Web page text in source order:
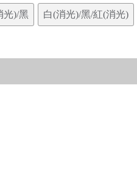
光)/黑 白(消光)/黑/紅(消光)